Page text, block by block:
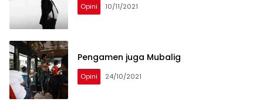
Opini 10/11/2021
Pengamen juga Mubalig
Opini 24/10/2021